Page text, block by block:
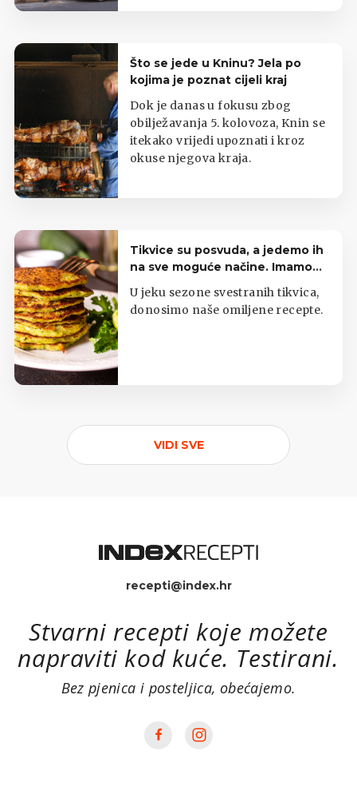
Što se jede u Kninu? Jela po
kojima je poznat cijeli kraj
Dok je danas u fokusu zbog
obilježavanja 5. kolovoza, Knin se
itekako vrijedi upoznati i kroz
okuse njegova kraja.
Tikvice su posvuda, a jedemo ih
na sve moguće načine. Imamo
top listu
U jeku sezone svestranih tikvica,
donosimo naše omiljene recepte.
VIDI SVE
recepti@index.hr
Stvarni recepti koje možete
napraviti kod kuće. Testirani.
Bez pjenica i posteljica, obećajemo.